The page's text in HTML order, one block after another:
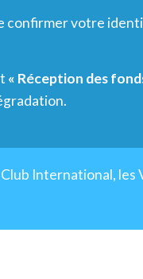
votre
« Réception des
International,